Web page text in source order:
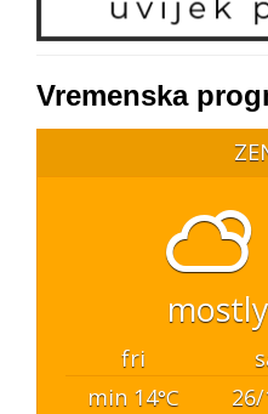
Vremenska
fri
min 14°C